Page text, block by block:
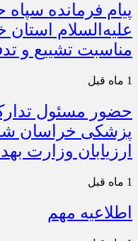
پیام فرمانده
علیه‌السلام
مناسبت تشییع و
1 ماه قبل
حضور مسئول
پزشکی خراسان
ارزیابان وزارت
1 ماه قبل
اطلاعیه مهم